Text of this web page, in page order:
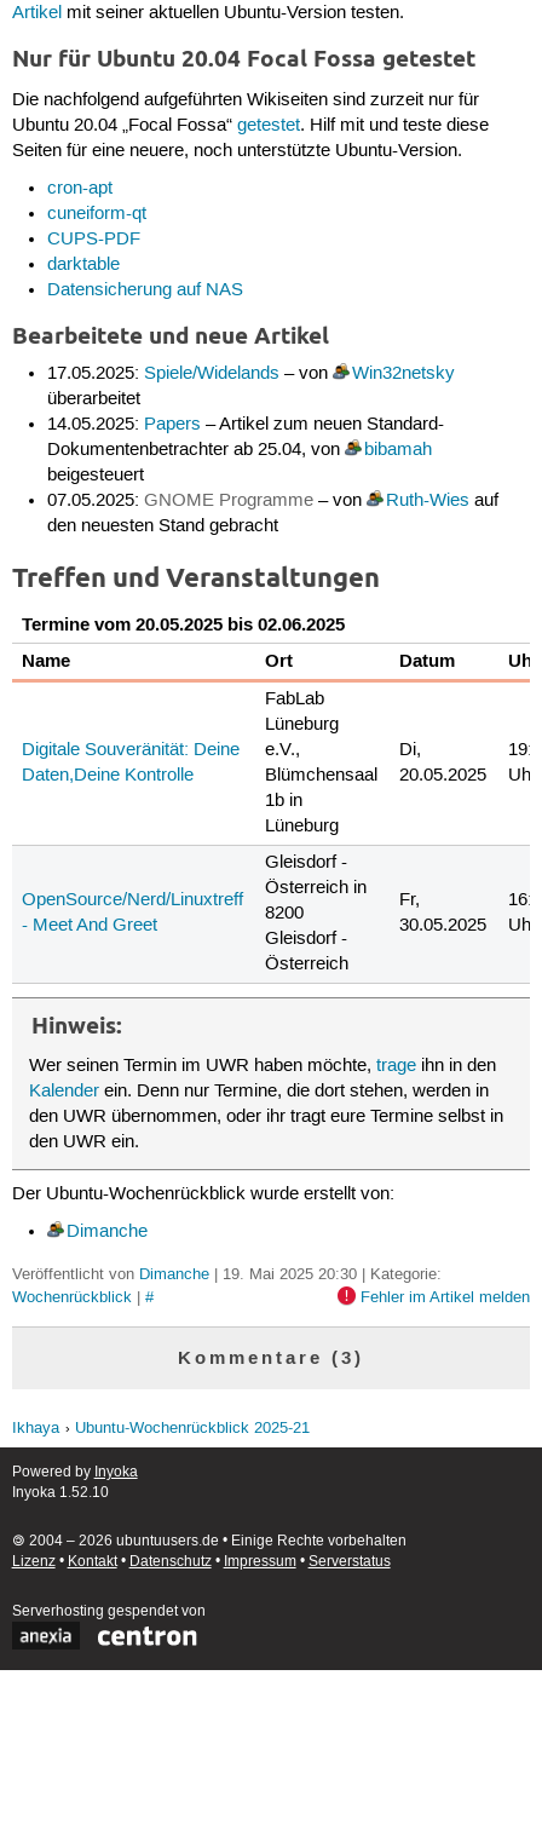
Artikelmit seiner aktuellen Ubuntu-Version testen.
Nur für Ubuntu 20.04 Focal Fossa getestet
Die nachfolgend aufgeführten Wikiseiten sind zurzeit nur für
Ubuntu 20.04 „Focal Fossa“ getestet. Hilf mit und teste diese
Seiten für eine neuere, noch unterstützte Ubuntu-Version.
cron-apt
cuneiform-qt
CUPS-PDF
darktable
Datensicherung auf NAS
Bearbeitete und neue Artikel
17.05.2025:Spiele/Widelands – von
Win32netsky
überarbeitet
14.05.2025: Papers – Artikel zum neuen Standard-
Dokumentenbetrachter ab 25.04, von
bibamah
beigesteuert
07.05.2025:GNOME Programme – von Ruth-Wies auf
den neuesten Stand gebracht
Treffen und Veranstaltungen
Termine vom 20.05.2025 bis 02.06.2025
Name
Ort Datum
Digitale Souveränität: Deine
Daten,Deine Kontrolle
FabLab
Lüneburg
e.V.,
Blümchensaal
1b in
Lüneburg
Di,
20.05.2025
Uhr
OpenSource/Nerd/Linuxtreff
- Meet And Greet
Gleisdorf -
Österreich in
8200
Gleisdorf -
Österreich
Fr,
30.05.2025
Uhr
Hinweis:
Wer seinen Termin im UWR haben möchte,trage ihn in den
Kalender ein. Denn nur Termine, die dort stehen, werden in
den UWR übernommen, oder ihr tragt eure Termine selbst in
den UWR ein.
Der Ubuntu-Wochenrückblick wurde erstellt von:
Dimanche
Veröffentlicht von Dimanche| 19. Mai 2025 20:30 | Kategorie:
Wochenrückblick| # Fehler im Artikel melden
Kommentare (3)
Ikhaya Ubuntu-Wochenrückblick 2025-21
Powered by Inyoka
Inyoka 1.52.10
🄯 2004 – 2026 ubuntuusers.de • Einige Rechte vorbehalten
Lizenz• Kontakt• Datenschutz• Impressum• Serverstatus
Serverhosting gespendet von